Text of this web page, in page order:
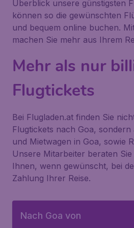
Überblick unsere günstigsten
können so die gewünschten
und bequem online buchen.
machen Sie mehr aus Ihrem
Mehr als nur
Flugtickets
Bei Flugladen.at finden Sie
Flugtickets nach Goa,
und Mietwagen in Goa, sowie
Unsere Mitarbeiter beraten
Ihnen, wenn gewünscht, bei
Zahlung Ihrer Reise.
Nach Goa von